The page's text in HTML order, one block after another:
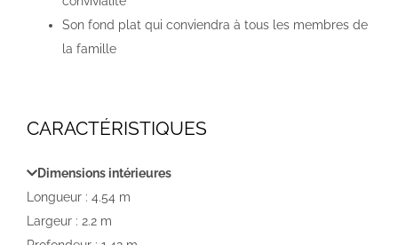
Son fond plat qui conviendra à tous les membres de
la famille
CARACTÉRISTIQUES
Dimensions intérieures
Longueur : 4.54 m
Largeur : 2.2 m